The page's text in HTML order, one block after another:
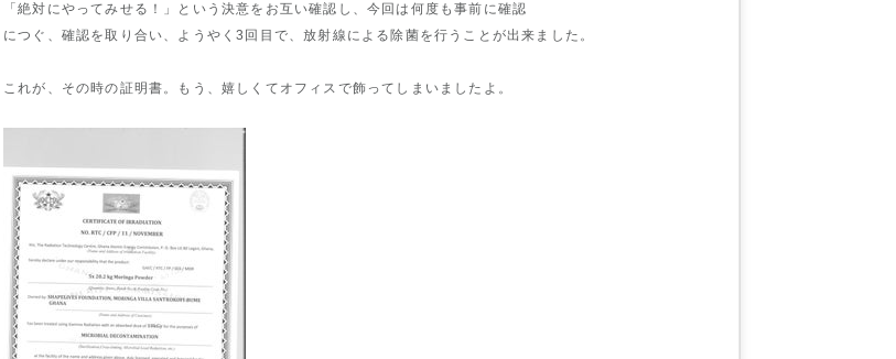
「絶対にやってみせる！」という決意をお互い確認し、今回は何度も事前に確認
につぐ、確認を取り合い、ようやく3回目で、放射線による除菌を行うことが出来ました。
これが、その時の証明書。もう、嬉しくてオフィスで飾ってしまいましたよ。